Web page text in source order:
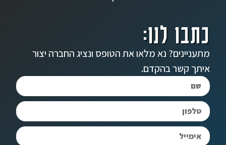
כתבו לנו:
מתעניינים? נא מלאו את הטופס ונציג החברה יצור
איתך קשר בהקדם.